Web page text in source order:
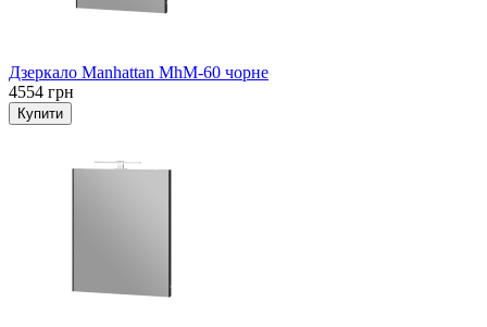
Дзеркало Manhattan MhM-60 чорне
4554 грн